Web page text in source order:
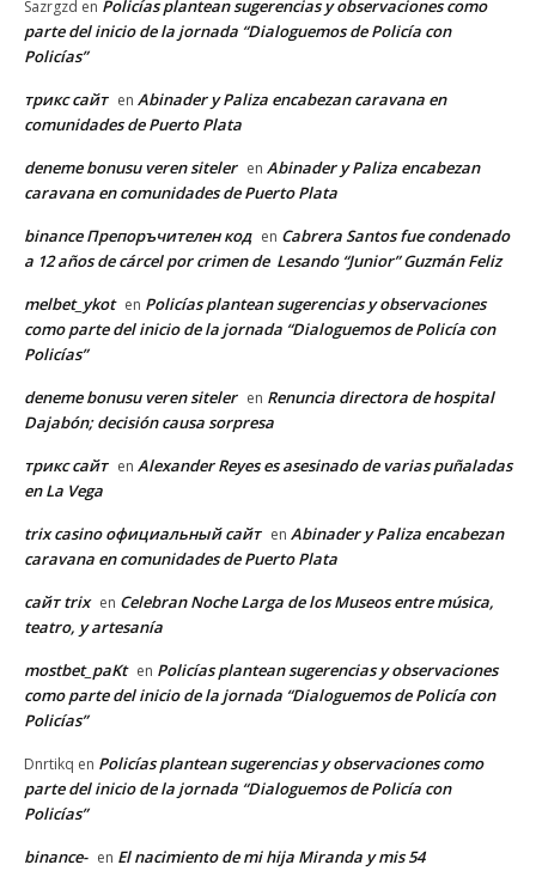
Sazrgzd en Policías plantean sugerencias y observaciones como
parte del inicio de la jornada “Dialoguemos de Policía con
Policías”
трикс сайт en Abinader y Paliza encabezan caravana en
comunidades de Puerto Plata
deneme bonusu veren siteler en Abinader y Paliza encabezan
caravana en comunidades de Puerto Plata
binance Препоръчителен код en Cabrera Santos fue condenado
a 12 años de cárcel por crimen de Lesando “Junior” Guzmán Feliz
melbet_ykot en Policías plantean sugerencias y observaciones
como parte del inicio de la jornada “Dialoguemos de Policía con
Policías”
deneme bonusu veren siteler en Renuncia directora de hospital
Dajabón; decisión causa sorpresa
трикс сайт en Alexander Reyes es asesinado de varias puñaladas
en La Vega
trix casino официальный сайт en Abinader y Paliza encabezan
caravana en comunidades de Puerto Plata
сайт trix en Celebran Noche Larga de los Museos entre música,
teatro, y artesanía
mostbet_paKt en Policías plantean sugerencias y observaciones
como parte del inicio de la jornada “Dialoguemos de Policía con
Policías”
Dnrtikq en Policías plantean sugerencias y observaciones como
parte del inicio de la jornada “Dialoguemos de Policía con
Policías”
binance- en El nacimiento de mi hija Miranda y mis 54